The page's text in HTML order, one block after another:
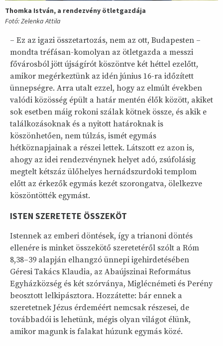
Thomka István, a rendezvény ötletgazdája
Fotó: Zelenka Attila
– Ez az igazi összetartozás, nem az ott, Budapesten –
mondta tréfásan-komolyan az ötletgazda a messzi
fővárosból jött újságírót köszöntve két héttel ezelőtt,
amikor megérkeztünk az idén június 16-ra időzített
ünnepségre. Arra utalt ezzel, hogy az elmúlt években
valódi közösség épült a határ mentén élők között, akiket
sok esetben máig rokoni szálak kötnek össze, és akik e
találkozásoknak és a nyitott határoknak is
köszönhetően, nem túlzás, ismét egymás
hétköznapjainak a részei lettek. Látszott ez azon is,
ahogy az idei rendezvénynek helyet adó, zsúfolásig
megtelt kétszáz ülőhelyes hernádszurdoki templom
előtt az érkezők egymás kezét szorongatva, ölelkezve
köszöntötték egymást.
ISTEN SZERETETE ÖSSZEKÖT
Istennek az emberi döntések, így a trianoni döntés
ellenére is minket összekötő szeretetéről szólt a Róm
8,38–39 alapján elhangzó ünnepi igehirdetésében
Géresi Takács Klaudia, az Abaújszinai Református
Egyházközség és két szórványa, Miglécnémeti és Perény
beosztott lelkipásztora. Hozzátette: bár ennek a
szeretetnek Jézus érdeméért nemcsak részesei, de
továbbadói is lehetünk, mégis olyan világot élünk,
amikor magunk is falakat húzunk egymás közé.